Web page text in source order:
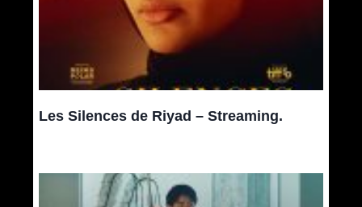
Les Silences de Riyad – Streaming.